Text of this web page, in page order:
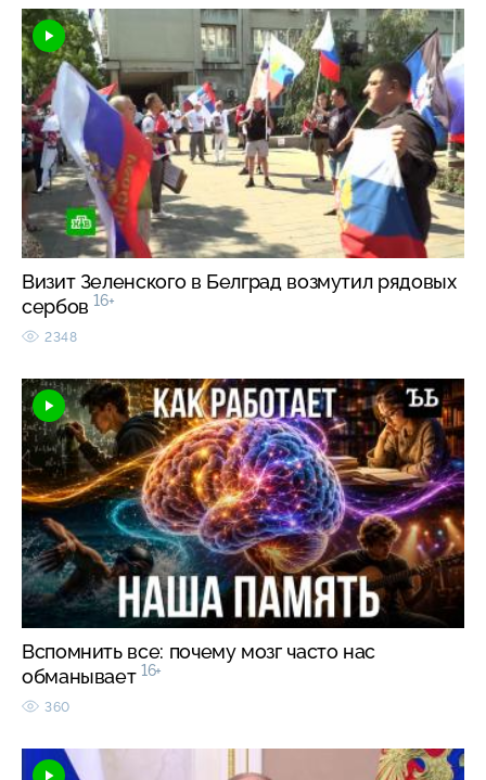
Визит Зеленского в Белград возмутил рядовых
сербов 16+
2348
Вспомнить все: почему мозг часто нас
обманывает 16+
360